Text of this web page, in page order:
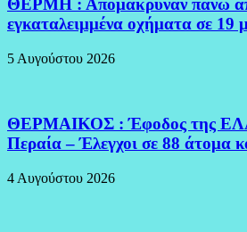
ΘΕΡΜΗ : Απομάκρυναν πάνω
εγκαταλειμμένα οχήματα σε 19
5 Αυγούστου 2026
ΘΕΡΜΑΙΚΟΣ : Έφοδος της
Περαία – Έλεγχοι σε 88 άτομα
4 Αυγούστου 2026